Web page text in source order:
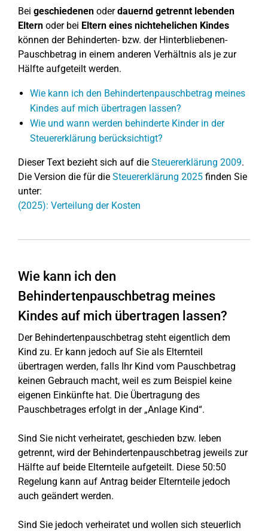
Bei geschiedenen oderdauernd getrennt lebenden
Eltern oder bei Eltern eines nichtehelichen Kindes
können der Behinderten- bzw. der Hinterbliebenen-
Pauschbetrag in einem anderen Verhältnis als je zur
Hälfte aufgeteilt werden.
Wie kann ich den Behindertenpauschbetrag meines
Kindes auf mich übertragen lassen?
Wie und wann werden behinderte Kinder in der
Steuererklärung berücksichtigt?
Dieser Text bezieht sich auf die Steuererklärung 2009.
Die Version die für die Steuererklärung 2025 finden Sie
unter:
(2025): Verteilung der Kosten
Wie kann ich den
Behindertenpauschbetrag meines
Kindes auf mich übertragen lassen?
Der Behindertenpauschbetrag steht eigentlich dem
Kind zu. Er kann jedoch auf Sie als Elternteil
übertragen werden, falls Ihr Kind vom Pauschbetrag
keinen Gebrauch macht, weil es zum Beispiel keine
eigenen Einkünfte hat. Die Übertragung des
Pauschbetrages erfolgt in der „Anlage Kind“.
Sind Sie nicht verheiratet, geschieden bzw. leben
getrennt, wird der Behindertenpauschbetrag jeweils zur
Hälfte auf beide Elternteile aufgeteilt. Diese 50:50
Regelung kann auf Antrag beider Elternteile jedoch
auch geändert werden.
Sind Sie jedoch verheiratet und wollen sich steuerlich